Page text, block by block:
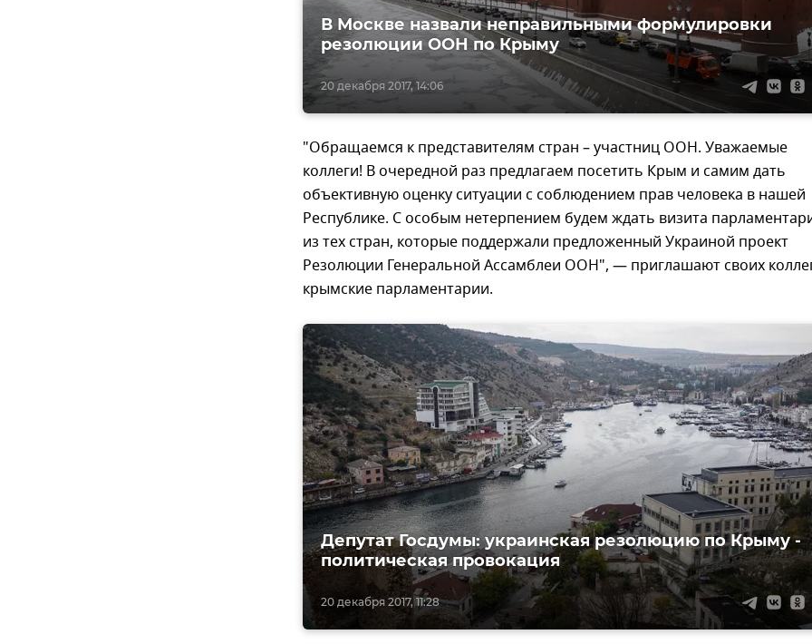
20 декабря 2017, 14:06
В Москве назвали неправильными формулировки
резолюции ООН по Крыму
"Обращаемся к представителям стран – участниц ООН. Уважаемые
коллеги! В очередной раз предлагаем посетить Крым и самим дать
объективную оценку ситуации с соблюдением прав человека в нашей
Республике. С особым нетерпением будем ждать визита
из тех стран, которые поддержали предложенный Украиной проект
Резолюции Генеральной Ассамблеи ООН", — приглашают своих
крымские парламентарии.
20 декабря 2017, 11:28
Депутат Госдумы: украинская резолюцию по Крыму -
политическая провокация